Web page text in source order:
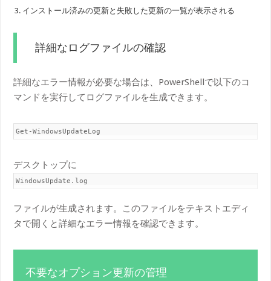
インストール済みの更新と失敗した更新の一覧が表示される
詳細なログファイルの確認
詳細なエラー情報が必要な場合は、PowerShellで以下のコ
マンドを実行してログファイルを生成できます。
Get-WindowsUpdateLog
デスクトップに
WindowsUpdate.log
ファイルが生成されます。このファイルをテキストエディ
タで開くと詳細なエラー情報を確認できます。
不要なオプション更新の管理